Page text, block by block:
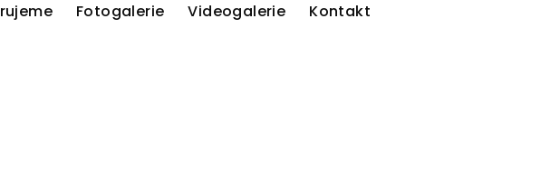
Fotogalerie Videogalerie Kontakt